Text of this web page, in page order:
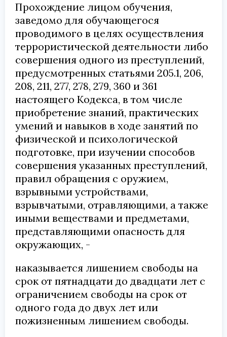
Прохождение лицом обучения,
заведомо для обучающегося
проводимого в целях осуществления
террористической деятельности либо
совершения одного из преступлений,
предусмотренных статьями 205.1, 206,
208, 211, 277, 278, 279, 360 и 361
настоящего Кодекса, в том числе
приобретение знаний, практических
умений и навыков в ходе занятий по
физической и психологической
подготовке, при изучении способов
совершения указанных преступлений,
правил обращения с оружием,
взрывными устройствами,
взрывчатыми, отравляющими, а также
иными веществами и предметами,
представляющими опасность для
окружающих, -
наказывается лишением свободы на
срок от пятнадцати до двадцати лет с
ограничением свободы на срок от
одного года до двух лет или
пожизненным лишением свободы.